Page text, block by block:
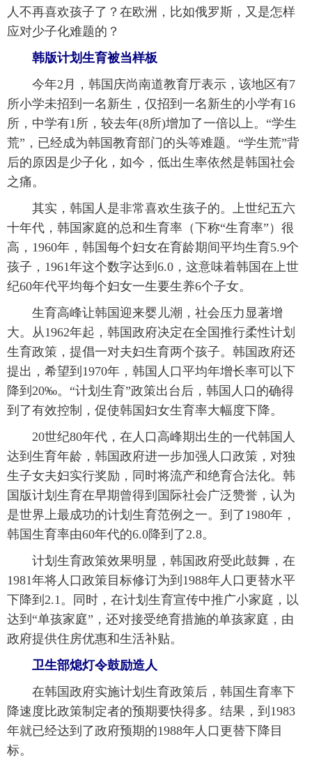
新华电视中文
人不再喜欢孩子了？在欧洲，比如俄罗斯，又是怎样
应对少子化难题的？
韩版计划生育被当样板
今年2月，韩国庆尚南道教育厅表示，该地区有7
所小学未招到一名新生，仅招到一名新生的小学有16
所，中学有1所，较去年(8所)增加了一倍以上。“学生
荒”，已经成为韩国教育部门的头等难题。“学生荒”背
后的原因是少子化，如今，低出生率依然是韩国社会
之痛。
其实，韩国人是非常喜欢生孩子的。上世纪五六
十年代，韩国家庭的总和生育率（下称“生育率”）很
高，1960年，韩国每个妇女在育龄期间平均生育5.9个
孩子，1961年这个数字达到6.0，这意味着韩国在上世
纪60年代平均每个妇女一生要生养6个子女。
生育高峰让韩国迎来婴儿潮，社会压力显著增
大。从1962年起，韩国政府决定在全国推行柔性计划
生育政策，提倡一对夫妇生育两个孩子。韩国政府还
提出，希望到1970年，韩国人口平均年增长率可以下
降到20‰。“计划生育”政策出台后，韩国人口的确得
到了有效控制，促使韩国妇女生育率大幅度下降。
20世纪80年代，在人口高峰期出生的一代韩国人
达到生育年龄，韩国政府进一步加强人口政策，对独
生子女夫妇实行奖励，同时将流产和绝育合法化。韩
国版计划生育在早期曾得到国际社会广泛赞誉，认为
是世界上最成功的计划生育范例之一。到了1980年，
韩国生育率由60年代的6.0降到了2.8。
计划生育政策效果明显，韩国政府受此鼓舞，在
1981年将人口政策目标修订为到1988年人口更替水平
下降到2.1。同时，在计划生育宣传中推广小家庭，以
达到“单孩家庭”，还对接受绝育措施的单孩家庭，由
政府提供住房优惠和生活补贴。
卫生部熄灯令鼓励造人
在韩国政府实施计划生育政策后，韩国生育率下
降速度比政策制定者的预期要快得多。结果，到1983
年就已经达到了政府预期的1988年人口更替下降目
标。